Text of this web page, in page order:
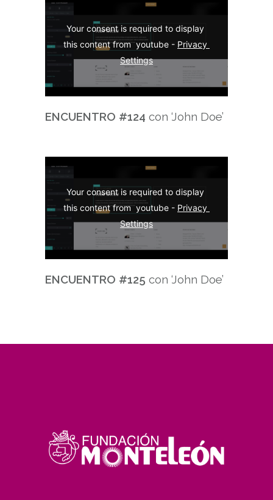
Your consent is required to display
this content from  youtube - Privacy
Settings
ENCUENTRO #124 con ‘John Doe’
Your consent is required to display
this content from  youtube - Privacy
Settings
ENCUENTRO #125 con ‘John Doe’